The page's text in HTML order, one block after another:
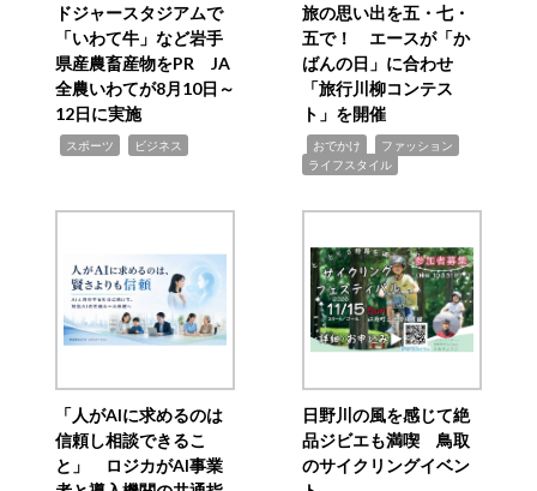
ドジャースタジアムで
「いわて牛」など岩手
県産農畜産物をPR JA
全農いわてが8月10日～
12日に実施
スポーツ ビジネス
旅の思い出を五・七・
五で！ エースが「か
ばんの日」に合わせ
「旅行川柳コンテス
ト」を開催
おでかけ ファッション
ライフスタイル
「人がAIに求めるのは
信頼し相談できるこ
と」 ロジカがAI事業
日野川の風を感じて絶
品ジビエも満喫 鳥取
のサイクリングイベン